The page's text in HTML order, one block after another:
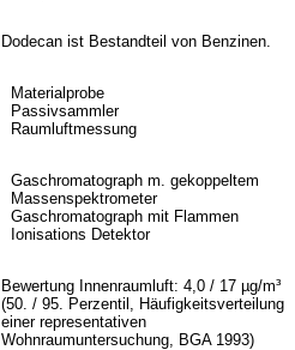
Dodecan ist Bestandteil von Benzinen.
Materialprobe
Passivsammler
Raumluftmessung
Gaschromatograph m. gekoppeltem
Massenspektrometer
Gaschromatograph mit Flammen
Ionisations Detektor
Bewertung Innenraumluft: 4,0 / 17 µg/m³
(50. / 95. Perzentil, Häufigkeitsverteilung
einer representativen
Wohnraumuntersuchung, BGA 1993)